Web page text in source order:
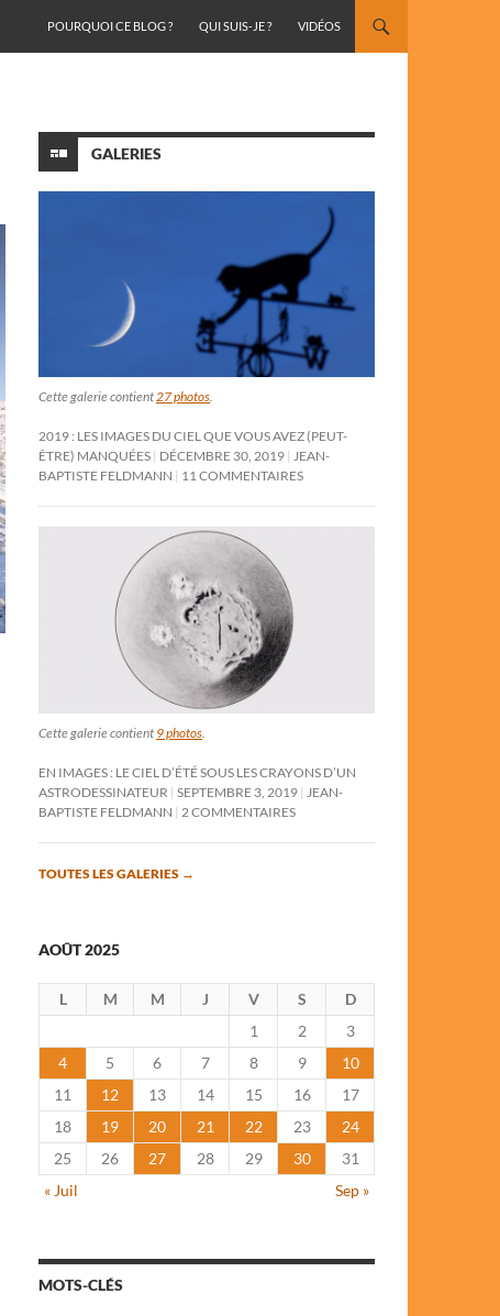
POURQUOI CE BLOG ?
QUI SUIS-JE ? VIDÉOS
GALERIES
Cette galerie contient27 photos.
2019 : LES IMAGES DU CIEL QUE VOUS AVEZ (PEUT-
ÊTRE) MANQUÉES DÉCEMBRE 30, 2019 JEAN-
BAPTISTE FELDMANN
11 COMMENTAIRES
Cette galerie contient 9 photos
EN IMAGES : LE CIEL D’ÉTÉ SOUS LES CRAYONS D’UN
ASTRODESSINATEUR SEPTEMBRE 3, 2019
JEAN-
BAPTISTE FELDMANN
2 COMMENTAIRES
TOUTES LES GALERIES →
AOÛT 2025
L M M J V S
D
1
2
3
4
5 6 7 8 9
10
11
12 13 14 15 16
17
18
19 20 21 22 23
24
25
26 27 28 29 30
31
« Juil
Sep »
MOTS-CLÉS